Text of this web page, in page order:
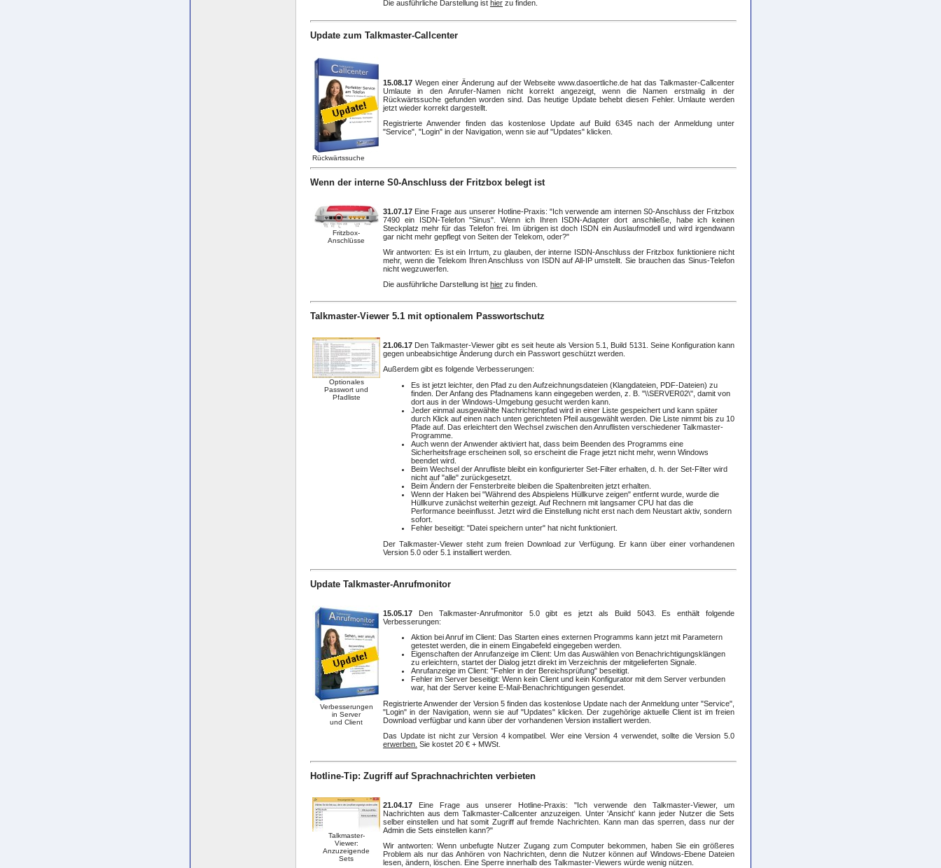
Die ausführliche Darstellung ist hier zu finden.
Update zum Talkmaster-Callcenter
Rückwärtssuche
15.08.17 Wegen einer Änderung auf der Webseite www.dasoertliche.de hat das Talkmaster-Callcenter
Umlaute in den Anrufer-Namen nicht korrekt angezeigt, wenn die Namen erstmalig in der
Rückwärtssuche gefunden worden sind. Das heutige Update behebt diesen Fehler. Umlaute werden
jetzt wieder korrekt dargestellt.
Registrierte Anwender finden das kostenlose Update auf Build 6345 nach der Anmeldung unter
"Service", "Login" in der Navigation, wenn sie auf "Updates" klicken.
Wenn der interne S0-Anschluss der Fritzbox belegt ist
Fritzbox-
Anschlüsse
31.07.17 Eine Frage aus unserer Hotline-Praxis: "Ich verwende am internen S0-Anschluss der Fritzbox
7490 ein ISDN-Telefon "Sinus". Wenn ich Ihren ISDN-Adapter dort anschließe, habe ich keinen
Steckplatz mehr für das Telefon frei. Im übrigen ist doch ISDN ein Auslaufmodell und wird irgendwann
gar nicht mehr gepflegt von Seiten der Telekom, oder?"
Wir antworten: Es ist ein Irrtum, zu glauben, der interne ISDN-Anschluss der Fritzbox funktioniere nicht
mehr, wenn die Telekom Ihren Anschluss von ISDN auf All-IP umstellt. Sie brauchen das Sinus-Telefon
nicht wegzuwerfen.
Die ausführliche Darstellung ist hier zu finden.
Talkmaster-Viewer 5.1 mit optionalem Passwortschutz
Optionales
Passwort und
Pfadliste
21.06.17 Den Talkmaster-Viewer gibt es seit heute als Version 5.1, Build 5131. Seine Konfiguration kann
gegen unbeabsichtige Änderung durch ein Passwort geschützt werden.
Außerdem gibt es folgende Verbesserungen:
Es ist jetzt leichter, den Pfad zu den Aufzeichnungsdateien (Klangdateien, PDF-Dateien) zu
finden. Der Anfang des Pfadnamens kann eingegeben werden, z. B. "\\SERVER02\", damit von
dort aus in der Windows-Umgebung gesucht werden kann.
Jeder einmal ausgewählte Nachrichtenpfad wird in einer Liste gespeichert und kann später
durch Klick auf einen nach unten gerichteten Pfeil ausgewählt werden. Die Liste nimmt bis zu 10
Pfade auf. Das erleichtert den Wechsel zwischen den Anruflisten verschiedener Talkmaster-
Programme.
Auch wenn der Anwender aktiviert hat, dass beim Beenden des Programms eine
Sicherheitsfrage erscheinen soll, so erscheint die Frage jetzt nicht mehr, wenn Windows
beendet wird.
Beim Wechsel der Anrufliste bleibt ein konfigurierter Set-Filter erhalten, d. h. der Set-Filter wird
nicht auf "alle" zurückgesetzt.
Beim Ändern der Fensterbreite bleiben die Spaltenbreiten jetzt erhalten.
Wenn der Haken bei "Während des Abspielens Hüllkurve zeigen" entfernt wurde, wurde die
Hüllkurve zunächst weiterhin gezeigt. Auf Rechnern mit langsamer CPU hat das die
Performance beeinflusst. Jetzt wird die Einstellung nicht erst nach dem Neustart aktiv, sondern
sofort.
Fehler beseitigt: "Datei speichern unter" hat nicht funktioniert.
Der Talkmaster-Viewer steht zum freien Download zur Verfügung. Er kann über einer vorhandenen
Version 5.0 oder 5.1 installiert werden.
Update Talkmaster-Anrufmonitor
Verbesserungen
in Server
und Client
15.05.17 Den Talkmaster-Anrufmonitor 5.0 gibt es jetzt als Build 5043. Es enthält folgende
Verbesserungen:
Aktion bei Anruf im Client: Das Starten eines externen Programms kann jetzt mit Parametern
getestet werden, die in einem Eingabefeld eingegeben werden.
Eigenschaften der Anrufanzeige im Client: Um das Auswählen von Benachrichtigungsklängen
zu erleichtern, startet der Dialog jetzt direkt im Verzeichnis der mitgelieferten Signale.
Anrufanzeige im Client: "Fehler in der Bereichsprüfung" beseitigt.
Fehler im Server beseitigt: Wenn kein Client und kein Konfigurator mit dem Server verbunden
war, hat der Server keine E-Mail-Benachrichtigungen gesendet.
Registrierte Anwender der Version 5 finden das kostenlose Update nach der Anmeldung unter "Service",
"Login" in der Navigation, wenn sie auf "Updates" klicken. Der zugehörige aktuelle Client ist im freien
Download verfügbar und kann über der vorhandenen Version installiert werden.
Das Update ist nicht zur Version 4 kompatibel. Wer eine Version 4 verwendet, sollte die Version 5.0
erwerben. Sie kostet 20 € + MWSt.
Hotline-Tip: Zugriff auf Sprachnachrichten verbieten
Talkmaster-
Viewer:
Anzuzeigende
Sets
21.04.17 Eine Frage aus unserer Hotline-Praxis: "Ich verwende den Talkmaster-Viewer, um
Nachrichten aus dem Talkmaster-Callcenter anzuzeigen. Unter 'Ansicht' kann jeder Nutzer die Sets
selber einstellen und hat somit Zugriff auf fremde Nachrichten. Kann man das sperren, dass nur der
Admin die Sets einstellen kann?"
Wir antworten: Wenn unbefugte Nutzer Zugang zum Computer bekommen, haben Sie ein größeres
Problem als nur das Anhören von Nachrichten, denn die Nutzer können auf Windows-Ebene Dateien
lesen, ändern, löschen. Eine Sperre innerhalb des Talkmaster-Viewers würde wenig nützen.